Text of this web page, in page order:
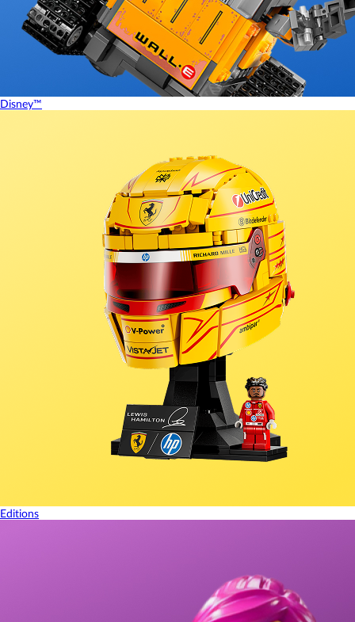
Disney™
Editions